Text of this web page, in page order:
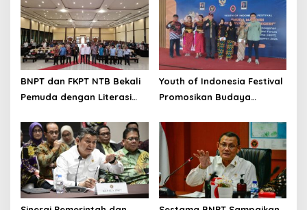
BNPT dan FKPT NTB Bekali
Pemuda dengan Literasi
Youth of Indonesia Festival
Promosikan Budaya